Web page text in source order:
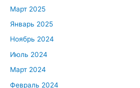
Март 2025
Январь 2025
Ноябрь 2024
Июль 2024
Март 2024
Февраль 2024